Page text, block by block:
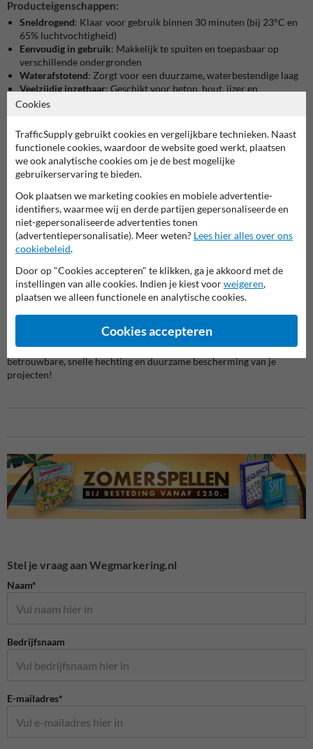
Producteigenschappen:
Sneldrogend: Klaar voor gebruik binnen 30 minuten (bij 23°C en
65% luchtvochtigheid)
Eenvoudig in gebruik: Makkelijk te spuiten en toepasbaar op
verschillende ondergronden
Waterafstotend: Zorgt voor een duurzame, waterbestendige laag
Veelzijdig inzetbaar: Geschikt voor beton, hout, ijzer en
bitumineuze producten
Technische specificaties:
Inhoud: 600 ml
Basis: Bitumen
Uiterlijk: Zwarte vloeistof/coating
VOC-EU: 582 g/l
Verbruik: 2-3 m² per spuitbus, afhankelijk van de ondergrond
Hittebestendig: Tot 100°C
Droogtijd: 30 minuten bij 23°C en 65% luchtvochtigheid
Opslag en houdbaarheid:
Bewaar de spuitbus minimaal 12 maanden in een goed afgesloten
verpakking op een droge, koele, en vorstvrije plaats. Niet verwerken
zon.
Kies voor de bitumen hechtprimer van Wegmarkering.nl voor een
betrouwbare, snelle hechting en duurzame bescherming van je
projecten!
Stel je vraag aan Wegmarkering.nl
Naam*
Bedrijfsnaam
E-mailadres*
Cookies
TrafficSupply gebruikt cookies en vergelijkbare technieken. Naast
functionele cookies, waardoor de website goed werkt, plaatsen
we ook analytische cookies om je de best mogelijke
gebruikerservaring te bieden.
Ook plaatsen we marketing cookies en mobiele advertentie-
identifiers, waarmee wij en derde partijen gepersonaliseerde en
niet-gepersonaliseerde advertenties tonen
(advertentiepersonalisatie). Meer weten? Lees hier alles over ons
cookiebeleid.
Door op "Cookies accepteren" te klikken, ga je akkoord met de
instellingen van alle cookies. Indien je kiest voorweigeren,
plaatsen we alleen functionele en analytische cookies.
Cookies accepteren